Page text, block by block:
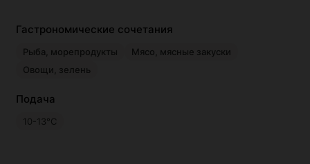
Гастрономические сочетания
Рыба, морепродукты
Мясо, мясные закуски
Овощи, зелень
Подача
10-13°С